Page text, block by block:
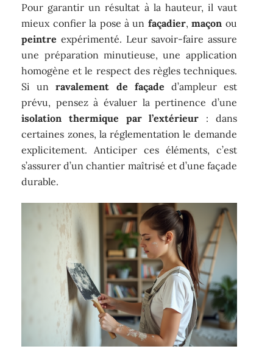
Pour garantir un résultat à la hauteur, il vaut
mieux confier la pose à un façadier,maçon ou
peintre expérimenté. Leur savoir-faire assure
une préparation minutieuse, une application
homogène et le respect des règles techniques.
Si unravalement de façade d’ampleur est
prévu, pensez à évaluer la pertinence d’une
isolation thermique par l’extérieur : dans
certaines zones, la réglementation le demande
explicitement. Anticiper ces éléments, c’est
s’assurer d’un chantier maîtrisé et d’une façade
durable.